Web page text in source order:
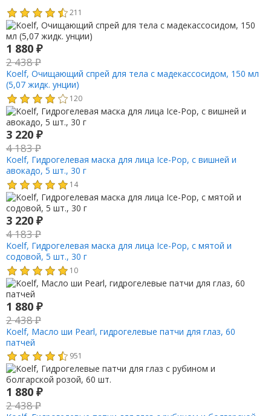
211
1 880 ₽
2 438₽
Koelf, Очищающий спрей для тела с мадекассосидом, 150 мл
(5,07 жидк. унции)
120
3 220 ₽
4 183₽
Koelf, Гидрогелевая маска для лица Ice-Pop, с вишней и
авокадо, 5 шт., 30 г
14
3 220 ₽
4 183₽
Koelf, Гидрогелевая маска для лица Ice-Pop, с мятой и
содовой, 5 шт., 30 г
10
1 880 ₽
2 438₽
Koelf, Масло ши Pearl, гидрогелевые патчи для глаз, 60
патчей
951
1 880 ₽
2 438₽